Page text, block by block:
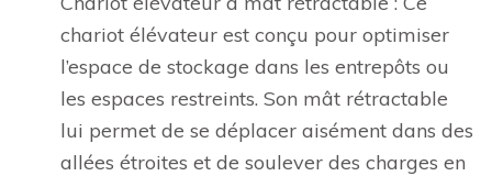
chariot élévateur est conçu pour optimiser
l’espace de stockage dans les entrepôts ou
les espaces restreints. Son mât rétractable
lui permet de se déplacer aisément dans des
allées étroites et de soulever des charges en